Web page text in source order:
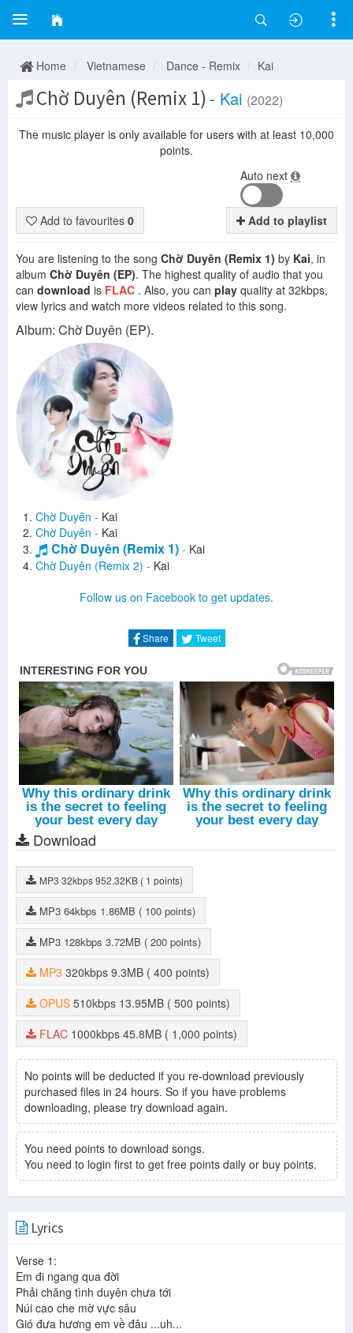
Home Vietnamese Dance - Remix Kai
Chờ Duyên (Remix 1) - Kai (2022)
The music player is only available for users with at least 10,000
points.
Auto next
Add to favourites 0 Add to playlist
You are listening to the song Chờ Duyên (Remix 1) by Kai, in
album Chờ Duyên (EP). The highest quality of audio that you
can download is FLAC . Also, you can play quality at 32kbps,
view lyrics and watch more videos related to this song.
Album: Chờ Duyên (EP).
Chờ Duyên - Kai
Chờ Duyên - Kai
Chờ Duyên (Remix 1) - Kai
Chờ Duyên (Remix 2) - Kai
Follow us on Facebook to get updates.
Share Tweet
Download
MP3 32kbps952.32KB ( 1 points)
MP3 64kbps 1.86MB ( 100 points)
MP3 128kbps 3.72MB ( 200 points)
MP3 320kbps 9.3MB
( 400 points)
OPUS 510kbps 13.95MB
( 500 points)
FLAC 1000kbps 45.8MB ( 1,000 points)
No points will be deducted if you re-download previously
purchased files in 24 hours. So if you have problems
downloading, please try download again.
You need points to download songs.
You need to login first to get free points daily or buy points.
Lyrics
Verse 1:
Em đi ngang qua đời
Phải chăng tình duyên chưa tới
Núi cao che mờ vực sâu
Gió đưa hương em về đâu ...uh...